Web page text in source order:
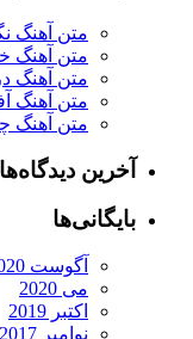
متن آهنگ
متن آهنگ
متن آهنگ
متن آهنگ
متن آهنگ
آخرین دیدگاه‌ها
بایگانی‌ها
آگوست 2020
می 2020
اکتبر 2019
نوامبر 2017